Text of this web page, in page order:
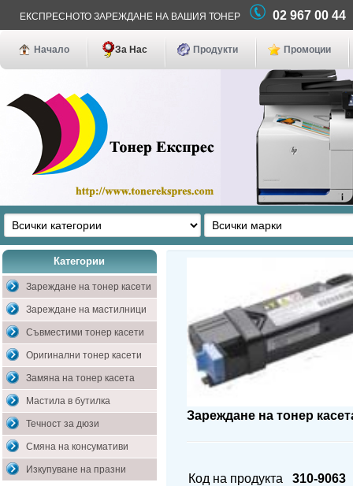
ЕКСПРЕСНОТО ЗАРЕЖДАНЕ НА ВАШИЯ ТОНЕР 02 967 00
Начало За Нас Продукти Промоции
Категории
Зареждане на тонер касети
Зареждане на мастилници
Съвместими тонер касети
Оригинални тонер касети
Замяна на тонер касета
Мастила в бутилка
Течност за дюзи
Смяна на консумативи
Изкупуване на празни
Зареждане на тонер
Код на продукта
310-9063